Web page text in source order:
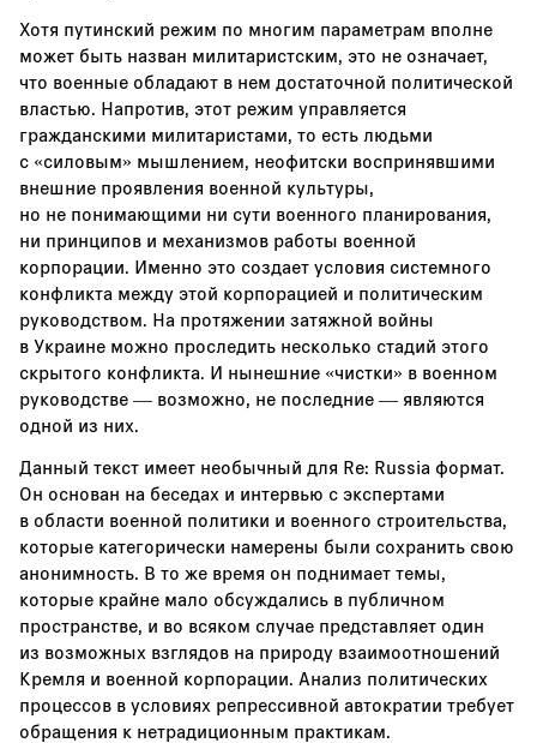
Хотя путинский режим по многим параметрам вполне
может быть назван милитаристским, это не означает,
что военные обладают в нем достаточной политической
властью. Напротив, этот режим управляется
гражданскими милитаристами, то есть людьми
с «силовым» мышлением, неофитски воспринявшими
внешние проявления военной культуры,
но не понимающими ни сути военного планирования,
ни принципов и механизмов работы военной
корпорации. Именно это создает условия системного
конфликта между этой корпорацией и политическим
руководством. На протяжении затяжной войны
в Украине можно проследить несколько стадий этого
скрытого конфликта. И нынешние «чистки» в военном
руководстве — возможно, не последние — являются
одной из них.
Данный текст имеет необычный для Re: Russia формат.
Он основан на беседах и интервью с экспертами
в области военной политики и военного строительства,
которые категорически намерены были сохранить свою
анонимность. В то же время он поднимает темы,
которые крайне мало обсуждались в публичном
пространстве, и во всяком случае представляет один
из возможных взглядов на природу взаимоотношений
Кремля и военной корпорации. Анализ политических
процессов в условиях репрессивной автократии требует
обращения к нетрадиционным практикам.